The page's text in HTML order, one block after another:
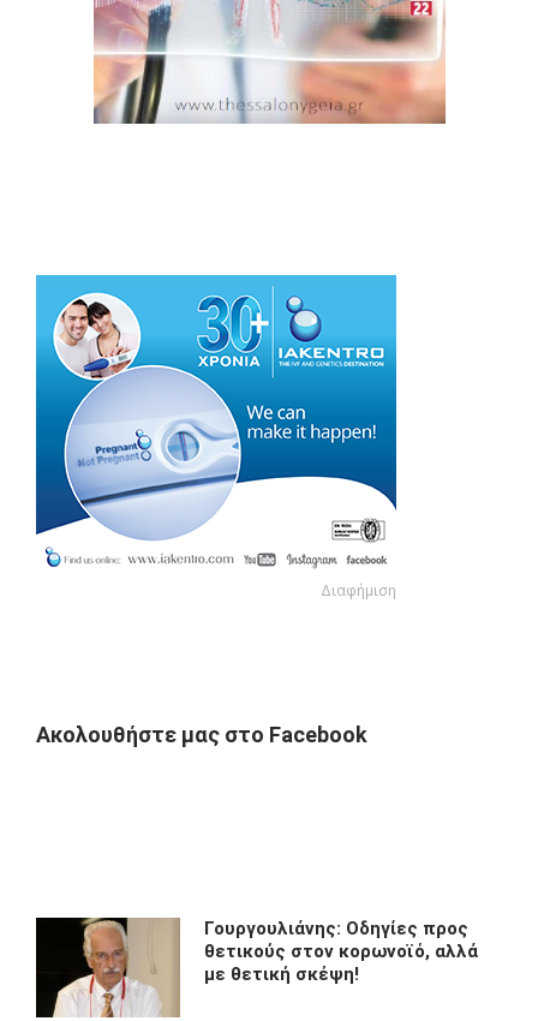
Διαφήμιση
Διαφήμιση
Ακολουθήστε μας στο Facebook
Γουργουλιάνης: Οδηγίες προς
θετικούς στον κορωνοϊό, αλλά
με θετική σκέψη!